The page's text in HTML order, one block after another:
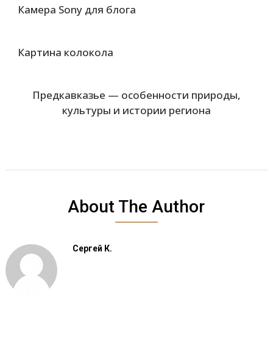
Камера Sony для блога
Картина колокола
Предкавказье — особенности природы,
культуры и истории региона
About The Author
Сергей К.